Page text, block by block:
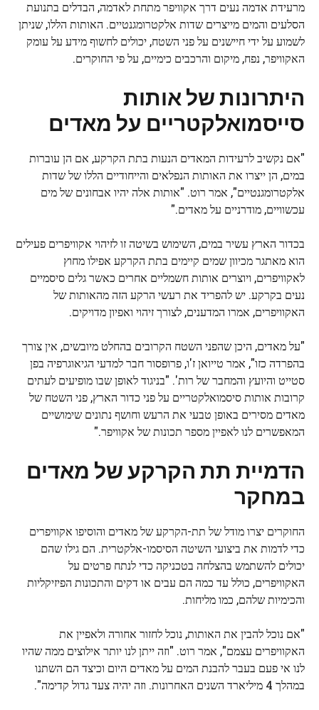
מרעידת אדמה נעים דרך אקוויפר מתחת לאדמה, הבדלים בתנועת
הסלעים והמים מייצרים שדות אלקטרומגנטיים. האותות הללו, שניתן
לשמוע על ידי חיישנים על פני השטח, יכולים לחשוף מידע על עומק
האקוויפר, נפח, מיקום והרכבים כימיים, על פי החוקרים.
היתרונות של אותות
סייסמואלקטריים על מאדים
"אם נקשיב לרעידות המאדים הנעות בתת הקרקע, אם הן עוברות
במים, הן ייצרו את האותות הנפלאים והייחודיים הללו של שדות
אלקטרומגנטיים", אמר רוט. "אותות אלה יהיו אבחונים של מים
עכשוויים, מודרניים על מאדים."
בכדור הארץ עשיר במים, השימוש בשיטה זו לזיהוי אקוויפרים פעילים
הוא מאתגר מכיוון שמים קיימים בתת הקרקע אפילו מחוץ
לאקוויפרים, ויוצרים אותות חשמליים אחרים כאשר גלים סיסמיים
נעים בקרקע. יש להפריד את רעשי הרקע הזה מהאותות של
האקוויפרים, אמרו המדענים, לצורך זיהוי ואפיון מדויקים.
"על מאדים, היכן שהפני השטח הקרובים בהחלט מיובשים, אין צורך
בהפרדה כזו", אמר טייואן ז'ו, פרופסור חבר למדעי הגיאוגרפיה בפן
סטייט והיועץ והמחבר של רות'. "בניגוד לאופן שבו מופיעים לעתים
קרובות אותות סיסמואלקטריים על פני כדור הארץ, פני השטח של
מאדים מסירים באופן טבעי את הרעש וחושף נתונים שימושיים
המאפשרים לנו לאפיין מספר תכונות של אקוויפר."
הדמיית תת הקרקע של מאדים
במחקר
החוקרים יצרו מודל של תת-הקרקע של מאדים והוסיפו אקוויפרים
כדי לדמות את ביצועי השיטה הסיסמו-אלקטרית. הם גילו שהם
יכולים להשתמש בהצלחה בטכניקה כדי לנתח פרטים על
האקוויפרים, כולל עד כמה הם עבים או דקים והתכונות הפיזיקליות
והכימיות שלהם, כמו מליחות.
"אם נוכל להבין את האותות, נוכל לחזור אחורה ולאפיין את
האקוויפרים עצמם", אמר רוט. "וזה ייתן לנו יותר אילוצים ממה שהיו
לנו אי פעם בעבר להבנת המים על מאדים היום וכיצד הם השתנו
במהלך 4 מיליארד השנים האחרונות. וזה יהיה צעד גדול קדימה".